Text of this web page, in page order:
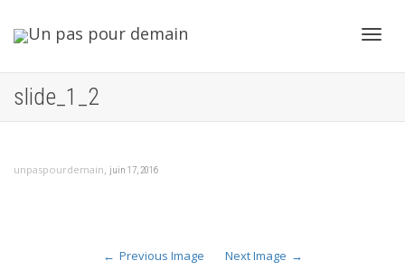
slide_1_2
unpaspourdemain, juin 17, 2016
Previous Image Next Image